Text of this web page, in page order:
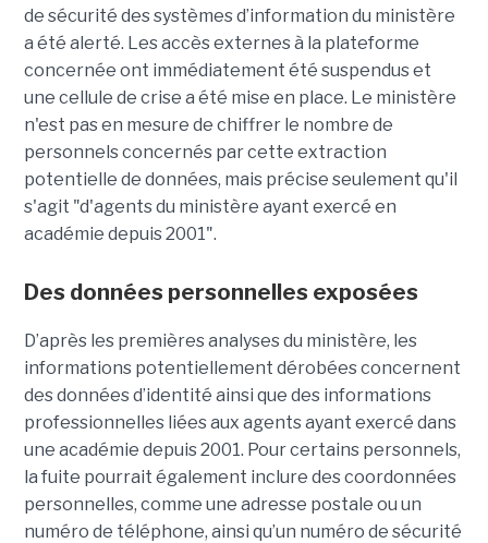
de sécurité des systèmes d’information du ministère
a été alerté. Les accès externes à la plateforme
concernée ont immédiatement été suspendus et
une cellule de crise a été mise en place. Le ministère
n'est pas en mesure de chiffrer le nombre de
personnels concernés par cette extraction
potentielle de données, mais précise seulement qu'il
s'agit "d'agents du ministère ayant exercé en
académie depuis 2001".
Des données personnelles exposées
D’après les premières analyses du ministère, les
informations potentiellement dérobées concernent
des données d’identité ainsi que des informations
professionnelles liées aux agents ayant exercé dans
une académie depuis 2001. Pour certains personnels,
la fuite pourrait également inclure des coordonnées
personnelles, comme une adresse postale ou un
numéro de téléphone, ainsi qu’un numéro de sécurité